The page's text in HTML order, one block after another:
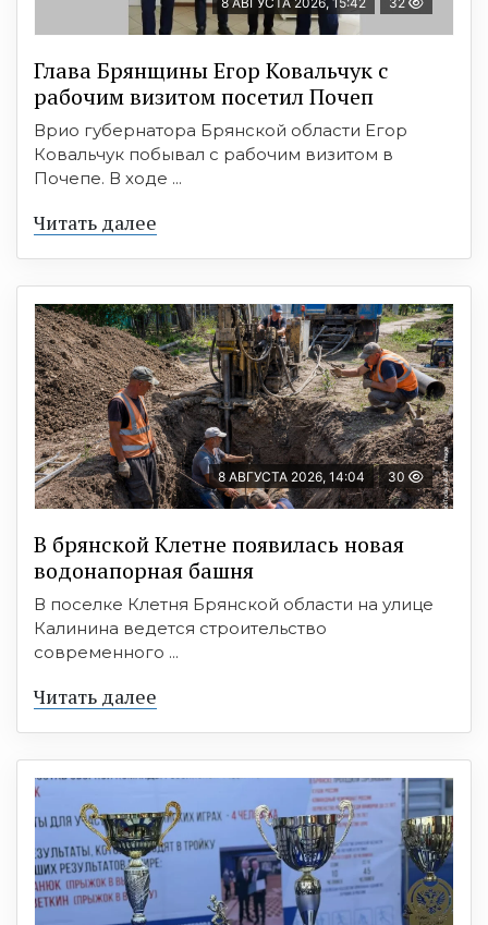
Глава Брянщины Егор Ковальчук с
рабочим визитом посетил Почеп
Врио губернатора Брянской области Егор
Ковальчук побывал с рабочим визитом в
Почепе. В ходе ...
Читать далее
8 АВГУСТА 2026, 14:04 30
В брянской Клетне появилась новая
водонапорная башня
В поселке Клетня Брянской области на улице
Калинина ведется строительство
современного ...
Читать далее